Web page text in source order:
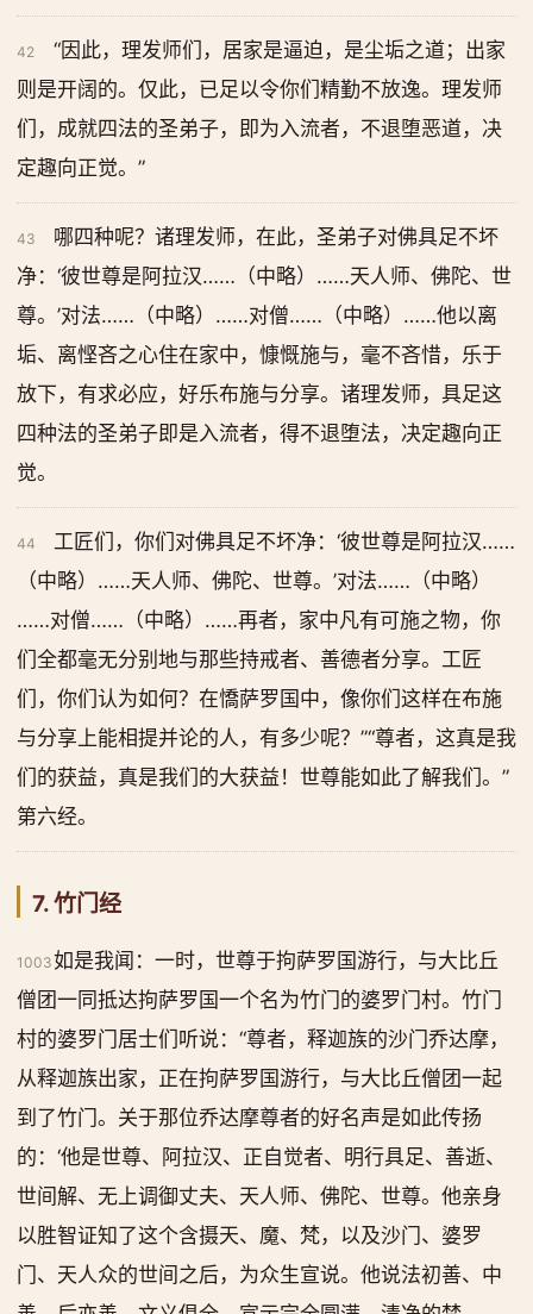
42
“因此，理发师们，居家是逼迫，是尘垢之道；出家
则是开阔的。仅此，已足以令你们精勤不放逸。理发师
们，成就四法的圣弟子，即为入流者，不退堕恶道，决
定趣向正觉。”
43
哪四种呢？诸理发师，在此，圣弟子对佛具足不坏
净：‘彼世尊是阿拉汉……（中略）……天人师、佛陀、世
尊。’对法……（中略）……对僧……（中略）……他以离
垢、离悭吝之心住在家中，慷慨施与，毫不吝惜，乐于
放下，有求必应，好乐布施与分享。诸理发师，具足这
四种法的圣弟子即是入流者，得不退堕法，决定趣向正
觉。
44
工匠们，你们对佛具足不坏净：‘彼世尊是阿拉汉……
（中略）……天人师、佛陀、世尊。’对法……（中略）
……对僧……（中略）……再者，家中凡有可施之物，你
们全都毫无分别地与那些持戒者、善德者分享。工匠
们，你们认为如何？在憍萨罗国中，像你们这样在布施
与分享上能相提并论的人，有多少呢？”“尊者，这真是我
们的获益，真是我们的大获益！世尊能如此了解我们。”
第六经。
7. 竹门经
1003如是我闻：一时，世尊于拘萨罗国游行，与大比丘
僧团一同抵达拘萨罗国一个名为竹门的婆罗门村。竹门
村的婆罗门居士们听说：“尊者，释迦族的沙门乔达摩，
从释迦族出家，正在拘萨罗国游行，与大比丘僧团一起
到了竹门。关于那位乔达摩尊者的好名声是如此传扬
的：‘他是世尊、阿拉汉、正自觉者、明行具足、善逝、
世间解、无上调御丈夫、天人师、佛陀、世尊。他亲身
以胜智证知了这个含摄天、魔、梵，以及沙门、婆罗
门、天人众的世间之后，为众生宣说。他说法初善、中